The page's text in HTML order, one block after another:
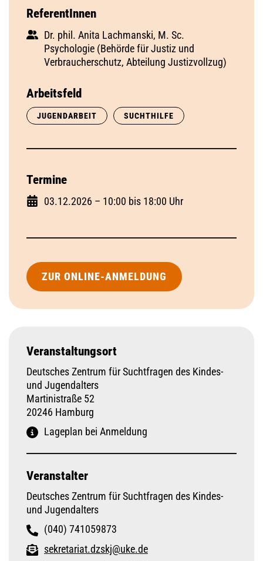
ReferentInnen
Dr. phil. Anita Lachmanski, M. Sc.
Psychologie (Behörde für Justiz und
Verbraucherschutz, Abteilung Justizvollzug)
Arbeitsfeld
JUGENDARBEIT SUCHTHILFE
Termine
03.12.2026 – 10:00 bis 18:00 Uhr
ZUR ONLINE-ANMELDUNG
Veranstaltungsort
Deutsches Zentrum für Suchtfragen des Kindes-
und Jugendalters
Martinistraße 52
20246 Hamburg
Lageplan bei Anmeldung
Veranstalter
Deutsches Zentrum für Suchtfragen des Kindes-
und Jugendalters
(040) 741059873
sekretariat.dzskj@uke.de